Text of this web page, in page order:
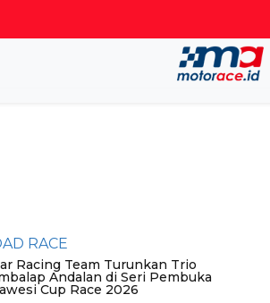
RACE
Racing Team Turunkan Trio
Andalan di Seri Pembuka
Cup Race 2026